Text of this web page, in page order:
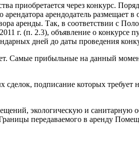
приобретается через конкурс.
арендатора арендодатель
аренды. Так, в соответствии с
г. (п. 2.3), объявление о конкурсе
дней до даты проведения
Самые прибыльные на данный
подписание которых
экологическую и
передаваемого в аренду